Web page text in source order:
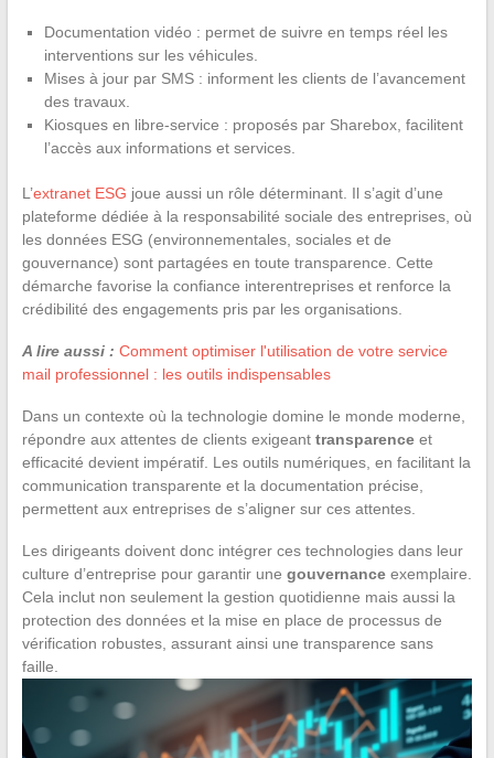
Documentation vidéo : permet de suivre en temps réel les
interventions sur les véhicules.
Mises à jour par SMS : informent les clients de l’avancement
des travaux.
Kiosques en libre-service : proposés par Sharebox, facilitent
l’accès aux informations et services.
L’extranet ESG joue aussi un rôle déterminant. Il s’agit d’une
plateforme dédiée à la responsabilité sociale des entreprises, où
les données ESG (environnementales, sociales et de
gouvernance) sont partagées en toute transparence. Cette
démarche favorise la confiance interentreprises et renforce la
crédibilité des engagements pris par les organisations.
A lire aussi : Comment optimiser l'utilisation de votre service
mail professionnel : les outils indispensables
Dans un contexte où la technologie domine le monde moderne,
répondre aux attentes de clients exigeant transparenceet
efficacité devient impératif. Les outils numériques, en facilitant la
communication transparente et la documentation précise,
permettent aux entreprises de s’aligner sur ces attentes.
Les dirigeants doivent donc intégrer ces technologies dans leur
culture d’entreprise pour garantir une gouvernanceexemplaire.
Cela inclut non seulement la gestion quotidienne mais aussi la
protection des données et la mise en place de processus de
vérification robustes, assurant ainsi une transparence sans
faille.